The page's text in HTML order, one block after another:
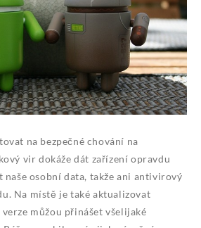
na bezpečné chování na
vir dokáže dát zařízení opravdu
naše osobní data, takže ani antivirový
Na místě je také aktualizovat
můžou přinášet všelijaké